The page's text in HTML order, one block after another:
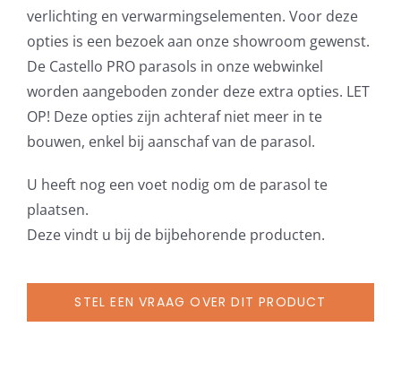
verlichting en verwarmingselementen. Voor deze
opties is een bezoek aan onze showroom gewenst.
De Castello PRO parasols in onze webwinkel
worden aangeboden zonder deze extra opties. LET
OP! Deze opties zijn achteraf niet meer in te
bouwen, enkel bij aanschaf van de parasol.
U heeft nog een voet nodig om de parasol te
plaatsen.
Deze vindt u bij de bijbehorende producten.
STEL EEN VRAAG OVER DIT PRODUCT